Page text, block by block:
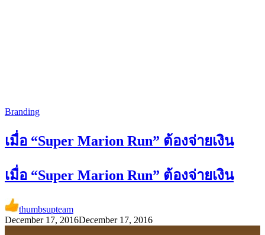
Branding
เมื่อ “Super Marion Run” ต้องจ่ายเงิน
เมื่อ “Super Marion Run” ต้องจ่ายเงิน
thumbsupteam
December 17, 2016December 17, 2016